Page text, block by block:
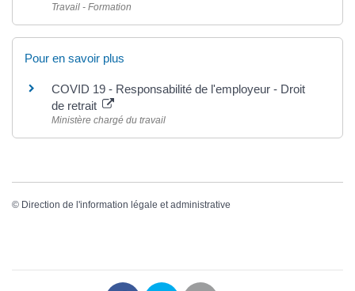
Travail - Formation
Pour en savoir plus
COVID 19 - Responsabilité de l'employeur - Droit
de retrait
Ministère chargé du travail
© Direction de l'information légale et administrative